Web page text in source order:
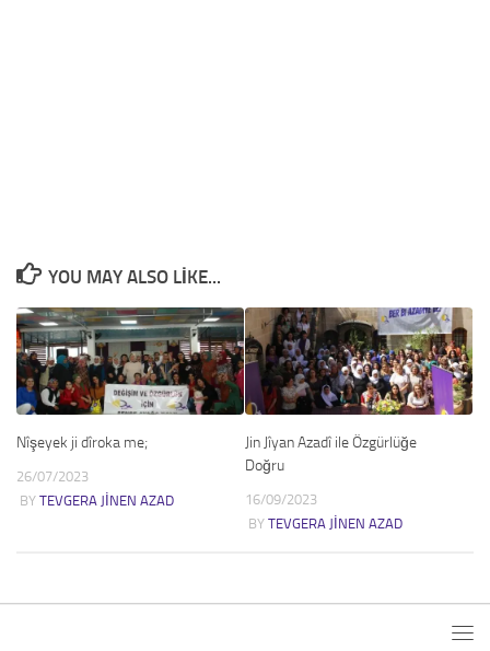
YOU MAY ALSO LIKE...
Nîşeyek ji dîroka me;
26/07/2023
BY TEVGERA JINEN AZAD
Jin Jîyan Azadî ile Özgürlüğe
Doğru
16/09/2023
BY TEVGERA JINEN AZAD